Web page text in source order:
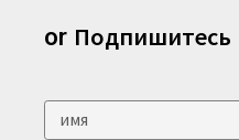
or Подпишитесь